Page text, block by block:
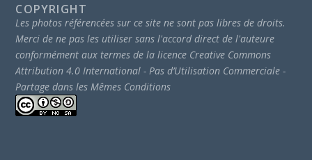
COPYRIGHT
Les photos référencées sur ce site ne sont pas libres de droits.
Merci de ne pas les utiliser sans l'accord direct de l'auteure
conformément aux termes de la licence Creative Commons
Attribution 4.0 International - Pas d’Utilisation Commerciale -
Partage dans les Mêmes Conditions